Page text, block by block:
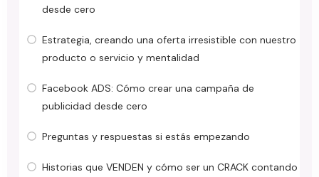
desde cero
Estrategia, creando una oferta irresistible con nuestro
producto o servicio y mentalidad
Facebook ADS: Cómo crear una campaña de
publicidad desde cero
Preguntas y respuestas si estás empezando
Historias que VENDEN y cómo ser un CRACK contando